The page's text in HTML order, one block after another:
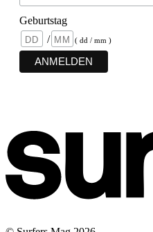
Geburtstag
/
( dd / mm )